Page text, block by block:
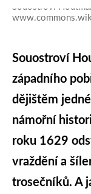
Souostroví
Souostroví
západního
dějištěm
námořní
roku 1629
vraždění a
trosečníků. A